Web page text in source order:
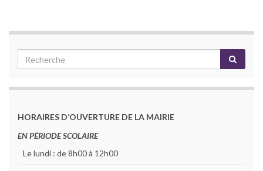
HORAIRES D’OUVERTURE DE LA MAIRIE
EN PÉRIODE SCOLAIRE
Le lundi : de 8h00 à 12h00